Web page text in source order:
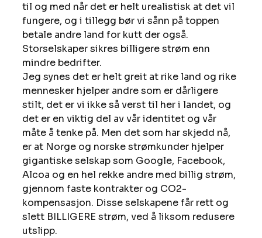
til og med når det er helt urealistisk at det vil
fungere, og i tillegg bør vi sånn på toppen
betale andre land for kutt der også.
Storselskaper sikres billigere strøm enn
mindre bedrifter.
Jeg synes det er helt greit at rike land og rike
mennesker hjelper andre som er dårligere
stilt, det er vi ikke så verst til her i landet, og
det er en viktig del av vår identitet og vår
måte å tenke på. Men det som har skjedd nå,
er at Norge og norske strømkunder hjelper
gigantiske selskap som Google, Facebook,
Alcoa og en hel rekke andre med billig strøm,
gjennom faste kontrakter og CO2-
kompensasjon. Disse selskapene får rett og
slett BILLIGERE strøm, ved å liksom redusere
utslipp.